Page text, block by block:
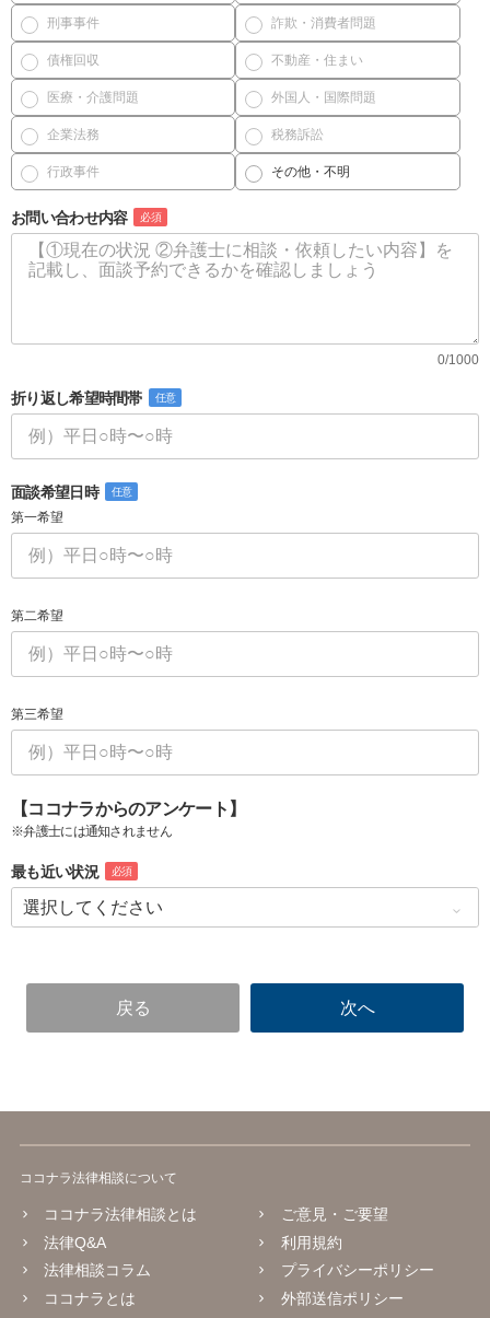
刑事事件 詐欺・消費者問題
債権回収 不動産・住まい
医療・介護問題 外国人・国際問題
企業法務 税務訴訟
行政事件 その他・不明
お問い合わせ内容 必須
0/1000
折り返し希望時間帯 任意
面談希望日時 任意
第一希望
第二希望
第三希望
【ココナラからのアンケート】
※弁護士には通知されません
最も近い状況 必須
ココナラ法律相談について
ココナラ法律相談とは
法律Q&A
法律相談コラム
ココナラとは
ご意見・ご要望
利用規約
プライバシーポリシー
外部送信ポリシー